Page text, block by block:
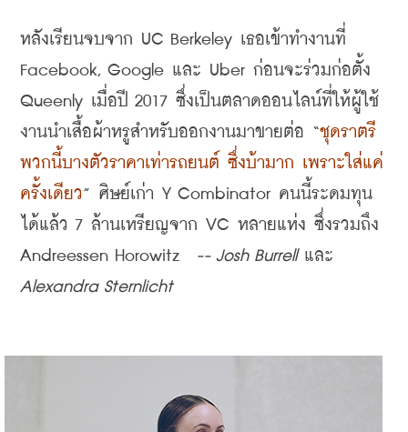
หลังเรียนจบจาก UC Berkeley เธอเข้าทำงานที่
Facebook, Google และ Uber ก่อนจะร่วมก่อตั้ง
Queenly เมื่อปี 2017 ซึ่งเป็นตลาดออนไลน์ที่ให้ผู้ใช้
งานนำเสื้อผ้าหรูสำหรับออกงานมาขายต่อ “ชุดราตรี
พวกนี้บางตัวราคาเท่ารถยนต์ ซึ่งบ้ามาก เพราะใส่แค่
ครั้งเดียว” ศิษย์เก่า Y Combinator คนนี้ระดมทุน
ได้แล้ว 7 ล้านเหรียญจาก VC หลายแห่ง ซึ่งรวมถึง
Andreessen Horowitz
-- Josh Burrell และ
Alexandra Sternlicht